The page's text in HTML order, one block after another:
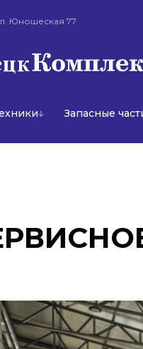
Юношеская 77
Запасные